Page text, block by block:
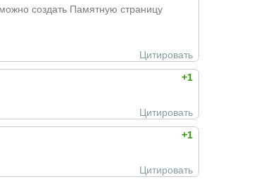
создать Памятную страницу
Цитировать
+1
Цитировать
+1
Цитировать